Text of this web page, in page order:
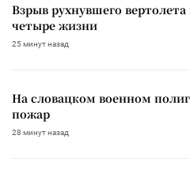
Взрыв рухнувшего
четыре жизни
25 минут назад
На словацком военном
пожар
28 минут назад